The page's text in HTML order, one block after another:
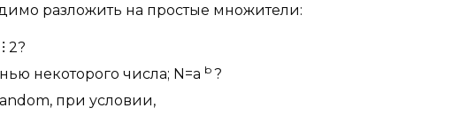
разложить на простые множители:
2?
некоторого числа; N=a b ?
при условии,